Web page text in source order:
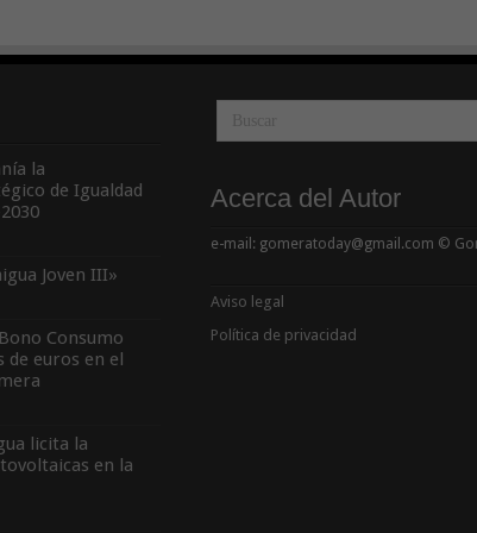
la
de Igualdad
Joven III»
Consumo
de euros en el
licita la
en la
Acerca del Autor
e-mail: gomeratoday@gmail.com ©
Aviso legal
Política de privacidad